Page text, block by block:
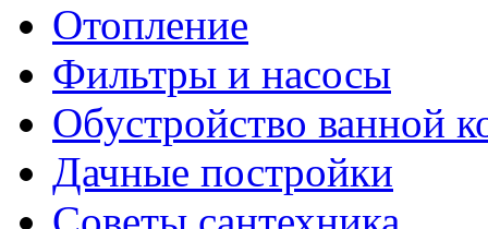
Отопление
Фильтры и насосы
Обустройство ванной
Дачные постройки